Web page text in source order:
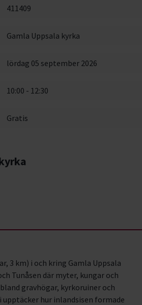
411409
Gamla Uppsala kyrka
lördag 05 september 2026
10:00 - 12:30
Gratis
3 km) i och kring Gamla Uppsala
Tunåsen där myter, kungar och
gravhögar, kyrkoruiner och
upptäcker hur inlandsisen formade